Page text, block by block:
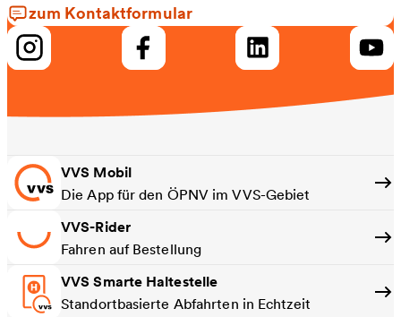
zum Kontaktformular
VVS Mobil
Die App für den ÖPNV im VVS-Gebiet
VVS-Rider
Fahren auf Bestellung
VVS Smarte Haltestelle
Standortbasierte Abfahrten in Echtzeit